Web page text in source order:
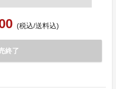
(税込/送料込)
終了